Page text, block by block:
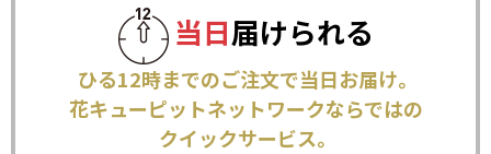
当日届けられる
ひる12時までのご注文で当日お届け。
花キューピットネットワークならではの
クイックサービス。